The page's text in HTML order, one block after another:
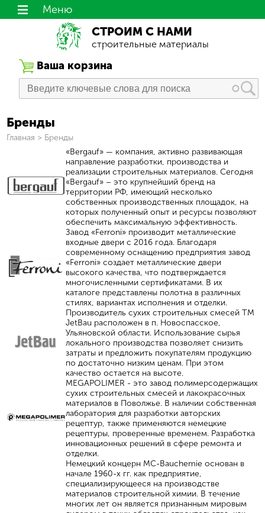
СТРОИМ С НАМИ
строительные материалы
Ваша корзина
Меню
Бренды
Вы здесь
Главная > Бренды
«Bergauf» — компания, активно развивающая
направление разработки, производства и
реализации строительных материалов. Сегодня
«Bergauf» – это крупнейший бренд на
территории РФ, имеющий несколько
собственных производственных площадок, на
которых полученный опыт и ресурсы позволяют
обеспечить максимальную эффективность.
Завод «Ferroni» производит металлические
входные двери с 2016 года. Благодаря
современному оснащению предприятия завод
«Ferroni» создает металлические двери
высокого качества, что подтверждается
многочисленными сертификатами. В их
каталоге представлены полотна в различных
стилях, вариантах исполнения и отделки.
Производитель сухих строительных смесей ТМ
JetBau расположен в п. Новоспасское,
Ульяновской области. Использование сырья
локального производства позволяет снизить
затраты и предложить покупателям продукцию
по достаточно низким ценам. При этом
качество остается на высоте.
MEGAPOLIMER - это завод полимерсодержащих
сухих строительных смесей и лакокрасочных
материалов в Поволжье. В наличии собственная
лаборатория для разработки авторских
рецептур, также применяются немецкие
рецептуры, проверенные временем. Разработка
инновационных решений в сфере ремонта и
отделки.
Немецкий концерн MC-Bauchemie основан в
начале 1960-х гг. как предприятие,
специализирующееся на производстве
материалов строительной химии. В течение
многих лет он является признанным мировым